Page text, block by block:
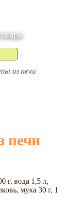
из печи
печи
г, вода 1,5 л,
мука 30 г, 1